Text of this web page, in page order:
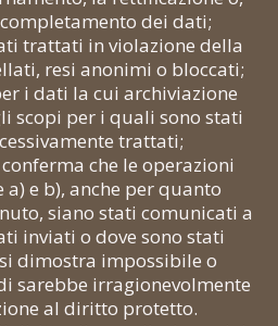
dei dati;
trattati in violazione della
resi anonimi o bloccati;
i dati la cui archiviazione
scopi per i quali sono stati
trattati;
che le operazioni
e b), anche per quanto
siano stati comunicati a
inviati o dove sono stati
dimostra impossibile o
sarebbe irragionevolmente
al diritto protetto.